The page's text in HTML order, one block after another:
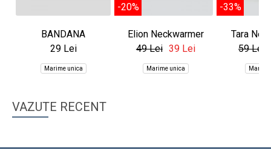
BANDANA
29 Lei
Marime unica
-20%
Elion Neckwarmer
49 Lei 39 Lei
Marime unica
-33%
Tara
59 Lei
VAZUTE RECENT